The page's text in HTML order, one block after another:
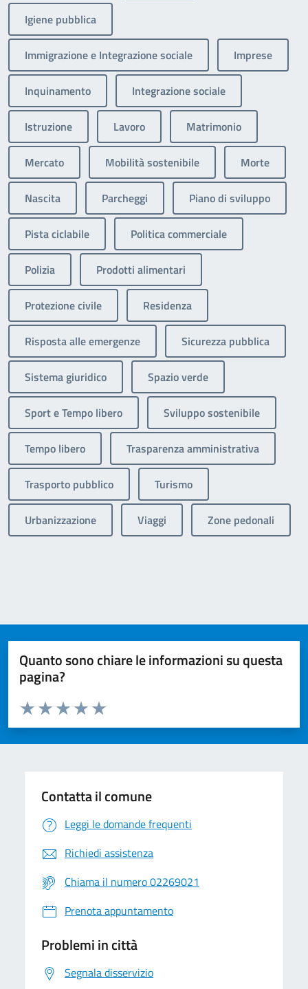
Igiene pubblica
Immigrazione e Integrazione sociale Imprese
Inquinamento Integrazione sociale
Istruzione Lavoro Matrimonio
Mercato Mobilità sostenibile Morte
Nascita Parcheggi Piano di sviluppo
Pista ciclabile Politica commerciale
Polizia Prodotti alimentari
Protezione civile Residenza
Risposta alle emergenze Sicurezza pubblica
Sistema giuridico Spazio verde
Sport e Tempo libero Sviluppo sostenibile
Tempo libero Trasparenza amministrativa
Trasporto pubblico Turismo
Urbanizzazione Viaggi Zone pedonali
Quanto sono chiare le informazioni su questa
pagina?
Valuta da 1 a 5 stelle la pagina
Valuta 5 stelle su 5
Valuta 4 stelle su 5
Valuta 3 stelle su 5
Valuta 2 stelle su 5
Valuta 1 stelle su 5
Contatta il comune
Leggi le domande frequenti
Richiedi assistenza
Chiama il numero 02269021
Prenota appuntamento
Problemi in città
Segnala disservizio